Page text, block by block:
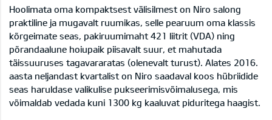
Hoolimata oma kompaktsest välisilmest on Niro salong
praktiline ja mugavalt ruumikas, selle pearuum oma klassis
kõrgeimate seas, pakiruumimaht 421 liitrit (VDA) ning
põrandaalune hoiupaik piisavalt suur, et mahutada
täissuuruses tagavararatas (olenevalt turust). Alates 2016.
aasta neljandast kvartalist on Niro saadaval koos hübriidide
seas haruldase valikulise pukseerimisvõimalusega, mis
võimaldab vedada kuni 1300 kg kaaluvat piduritega haagist.